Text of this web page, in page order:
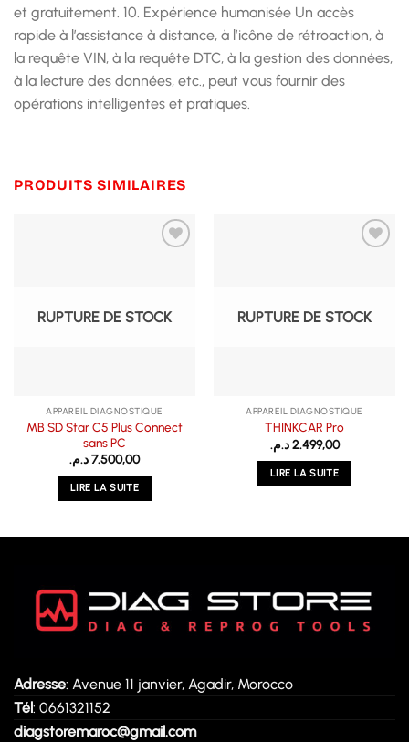
et gratuitement. 10. Expérience humanisée Un accès
rapide à l’assistance à distance, à l’icône de rétroaction, à
la requête VIN, à la requête DTC, à la gestion des données,
à la lecture des données, etc., peut vous fournir des
opérations intelligentes et pratiques.
PRODUITS SIMILAIRES
RUPTURE DE STOCK
APPAREIL DIAGNOSTIQUE
MB SD Star C5 Plus Connect
sans PC
7.500,00د.م.
LIRE LA SUITE
RUPTURE DE STOCK
APPAREIL DIAGNOSTIQUE
THINKCAR Pro
2.499,00 د.م.
LIRE LA SUITE
Adresse: Avenue 11 janvier, Agadir, Morocco
Tél: 0661321152
diagstoremaroc@gmail.com